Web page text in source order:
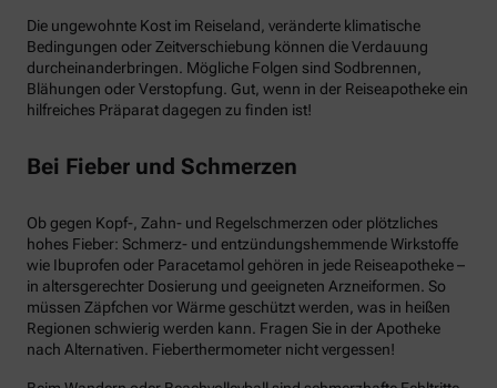
Die ungewohnte Kost im Reiseland, veränderte klimatische
Bedingungen oder Zeitverschiebung können die Verdauung
durcheinanderbringen. Mögliche Folgen sind Sodbrennen,
Blähungen oder Verstopfung. Gut, wenn in der Reiseapotheke ein
hilfreiches Präparat dagegen zu finden ist!
Bei Fieber und Schmerzen
Ob gegen Kopf-, Zahn- und Regelschmerzen oder plötzliches
hohes Fieber: Schmerz- und entzündungshemmende Wirkstoffe
wie Ibuprofen oder Paracetamol gehören in jede Reiseapotheke –
in altersgerechter Dosierung und geeigneten Arzneiformen. So
müssen Zäpfchen vor Wärme geschützt werden, was in heißen
Regionen schwierig werden kann. Fragen Sie in der Apotheke
nach Alternativen. Fieberthermometer nicht vergessen!